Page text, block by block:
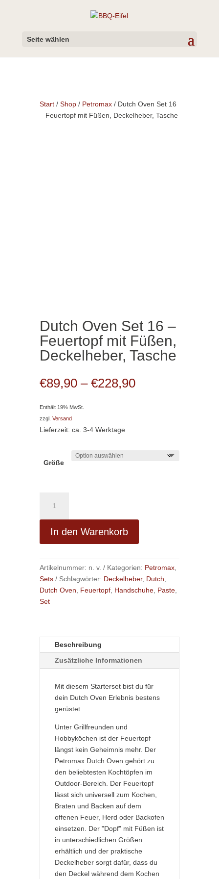
Seite wählen
Start/ Shop/ Petromax/ Dutch Oven Set 16
– Feuertopf mit Füßen, Deckelheber, Tasche
Dutch Oven Set 16 –
Feuertopf mit Füßen,
Deckelheber, Tasche
€89,90 – €228,90Preisspanne:
Enthält 19% MwSt.
zzgl. Versand
Lieferzeit: ca. 3-4 Werktage
Größe
Oven
Set
-
mit
Füßen,
Deckelheber,
Tasche
In den Warenkorb
l
t
e
r
n
i
v
Artikelnummer: n. v. Kategorien: Petromax,
Sets
Schlagwörter: Deckelheber, Dutch
Dutch Oven
Feuertopf, Handschuhe, Paste,
Set
Beschreibung
Zusätzliche Informationen
Mit diesem Starterset bist du für
dein Dutch Oven Erlebnis bestens
gerüstet.
Unter Grillfreunden und
Hobbyköchen ist der Feuertopf
längst kein Geheimnis mehr. Der
Petromax Dutch Oven gehört zu
den beliebtesten Kochtöpfen im
Outdoor-Bereich. Der Feuertopf
lässt sich universell zum Kochen,
Braten und Backen auf dem
offenen Feuer, Herd oder Backofen
einsetzen. Der "Dopf" mit Füßen ist
in unterschiedlichen Größen
erhältlich und der praktische
Deckelheber sorgt dafür, dass du
den Deckel während dem Kochen